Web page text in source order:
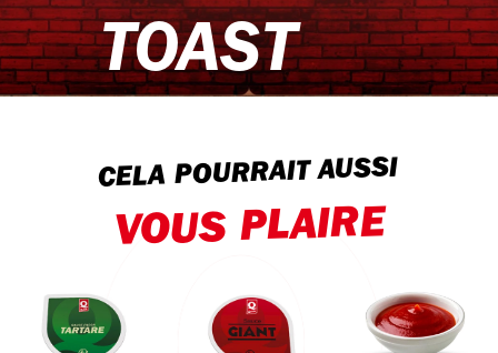
TOAST
CELA POURRAIT AUSSI
VOUS PLAIRE